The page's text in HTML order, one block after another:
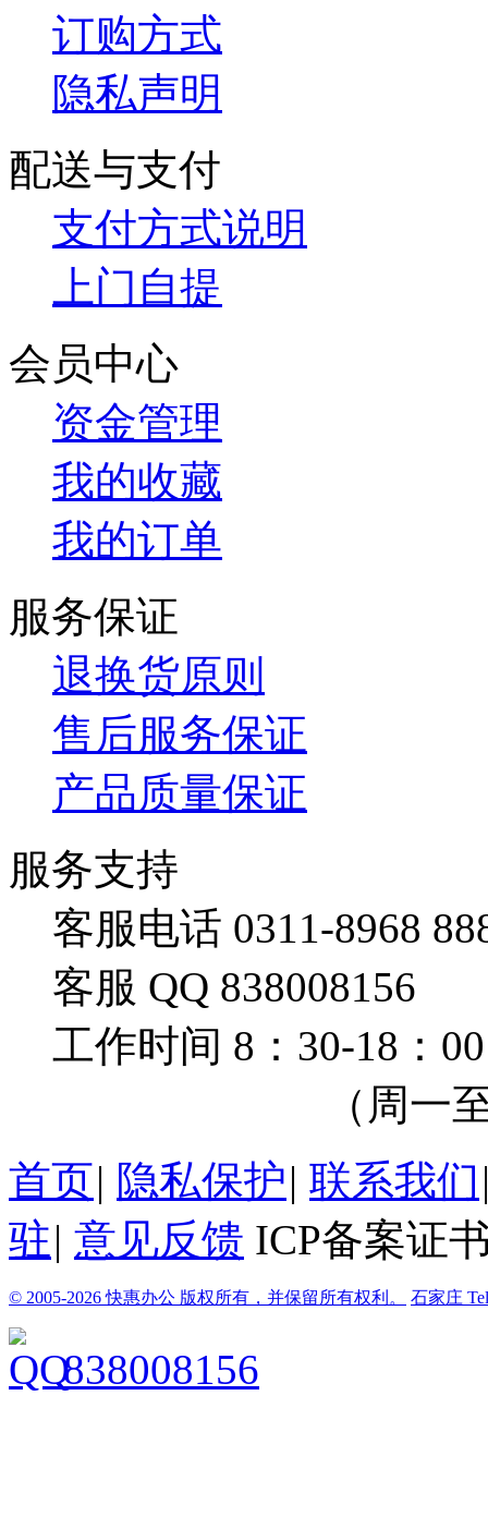
订购方式
隐私声明
配送与支付
支付方式说明
上门自提
会员中心
资金管理
我的收藏
我的订单
服务保证
退换货原则
售后服务保证
产品质量保证
服务支持
客服电话 0311-8968
客服 QQ 838008156
工作时间 8：30-18：00
（周一至周
首页| 隐私保护| 联系我们
驻| 意见反馈 ICP备案证
© 2005-2026 快惠办公 版权所有，并保留所有权利。 石家庄
838008156